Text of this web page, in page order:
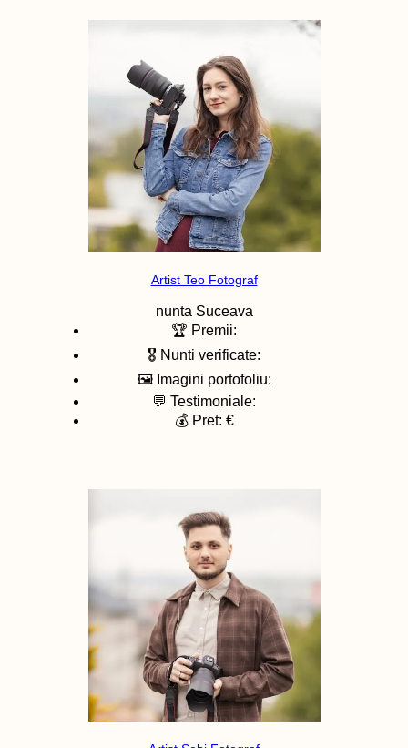
Artist Teo Fotograf
nunta Suceava
🏆 Premii:
🎖️ Nunti verificate:
🖼️ Imagini portofoliu:
💬 Testimoniale:
💰 Pret: €